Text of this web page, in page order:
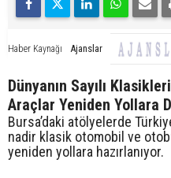
Haber Kaynağı Ajanslar
Dünyanın Sayılı
Araçlar Yeniden Yollara
Bursa’daki atölyelerde
nadir klasik otomobil ve
yeniden yollara hazırlanıyor.